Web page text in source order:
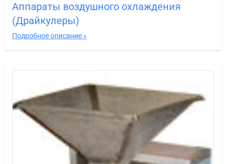
Аппараты воздушного охлаждения
(Драйкулеры)
Подробное описание »